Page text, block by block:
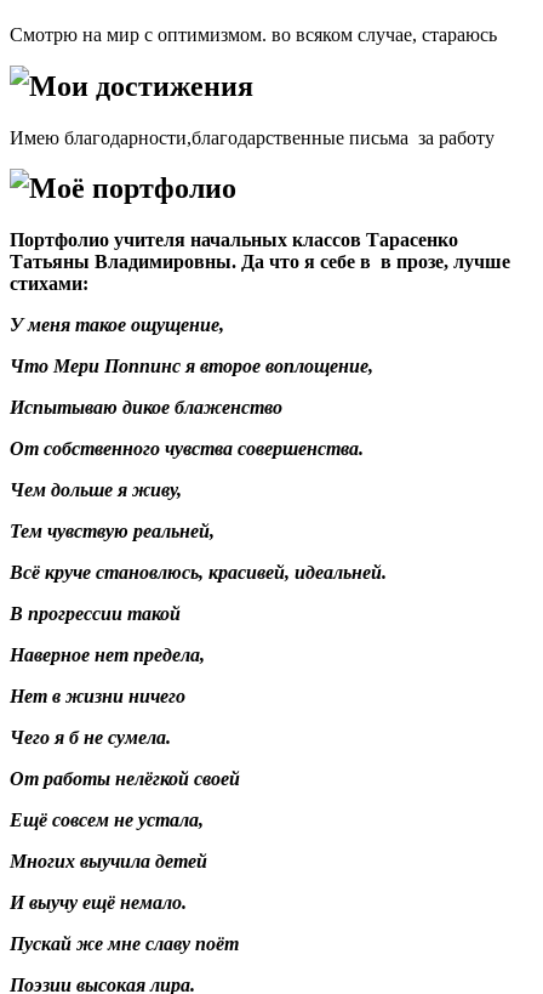
Смотрю на мир с оптимизмом. во всяком случае, стараюсь
Мои достижения
Имею благодарности,благодарственные письма за работу
Моё портфолио
Портфолио учителя начальных классов Тарасенко
Татьяны Владимировны. Да что я себе в в прозе, лучше
стихами:
У меня такое ощущение,
Что Мери Поппинс я второе воплощение,
Испытываю дикое блаженство
От собственного чувства совершенства.
Чем дольше я живу,
Тем чувствую реальней,
Всё круче становлюсь, красивей, идеальней.
В прогрессии такой
Наверное нет предела,
Нет в жизни ничего
Чего я б не сумела.
От работы нелёгкой своей
Ещё совсем не устала,
Многих выучила детей
И выучу ещё немало.
Пускай же мне славу поёт
Поэзии высокая лира.